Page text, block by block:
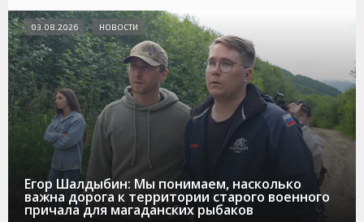
Егор Шалдыбин: Мы понимаем, насколько
важна дорога к территории старого военного
причала для магаданских рыбаков
03.08.2026 НОВОСТИ